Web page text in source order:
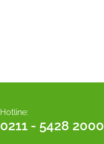
Hotline:
0211 - 5428 2000